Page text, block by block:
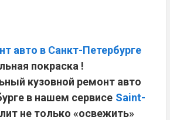
авто в Санкт-Петербурге
покраска !
кузовной ремонт авто
в нашем сервисе Saint-
не только «освежить»